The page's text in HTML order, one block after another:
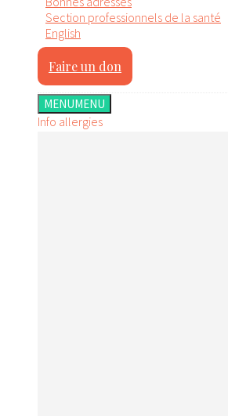
Section professionnels de la santé
English
Faire un don
MENUMENU
Info allergies